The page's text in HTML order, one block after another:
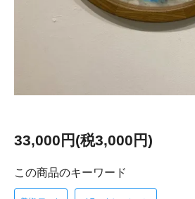
33,000円(税3,000円)
この商品のキーワード